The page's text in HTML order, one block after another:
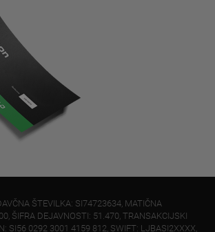
ŠTEVILKA: SI74723634, MATIČNA
ŠIFRA DEJAVNOSTI: 51.470, TRANSAKCIJSKI
SI56 0292 3001 4159 812, SWIFT: LJBASI2XXXX,